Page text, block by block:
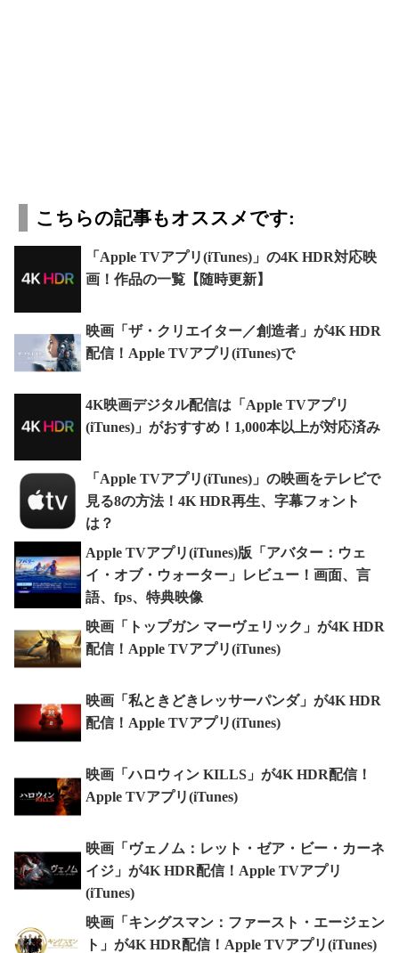
こちらの記事もオススメです:
「Apple TVアプリ(iTunes)」の4K HDR対応映
画！作品の一覧【随時更新】
映画「ザ・クリエイター／創造者」が4K HDR
配信！Apple TVアプリ(iTunes)で
4K映画デジタル配信は「Apple TVアプリ
(iTunes)」がおすすめ！1,000本以上が対応済み
「Apple TVアプリ(iTunes)」の映画をテレビで
見る8の方法！4K HDR再生、字幕フォント
は？
Apple TVアプリ(iTunes)版「アバター：ウェ
イ・オブ・ウォーター」レビュー！画面、言
語、fps、特典映像
映画「トップガン マーヴェリック」が4K HDR
配信！Apple TVアプリ(iTunes)
映画「私ときどきレッサーパンダ」が4K HDR
配信！Apple TVアプリ(iTunes)
映画「ハロウィン KILLS」が4K HDR配信！
Apple TVアプリ(iTunes)
映画「ヴェノム：レット・ゼア・ビー・カーネ
イジ」が4K HDR配信！Apple TVアプリ
(iTunes)
映画「キングスマン：ファースト・エージェン
ト」が4K HDR配信！Apple TVアプリ(iTunes)